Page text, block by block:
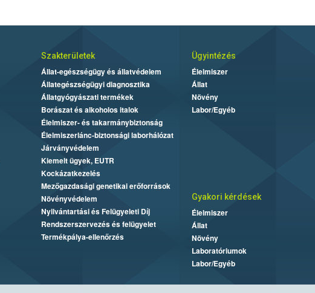
Szakterületek
Állat-egészségügy és állatvédelem
Állategészségügyi diagnosztika
Állatgyógyászati termékek
Borászat és alkoholos italok
Élelmiszer- és takarmánybiztonság
Élelmiszerlánc-biztonsági laborhálózat
Járványvédelem
Kiemelt ügyek, EUTR
Kockázatkezelés
Mezőgazdasági genetikai erőforrások
Növényvédelem
Nyilvántartási és Felügyeleti Díj
Rendszerszervezés és felügyelet
Termékpálya-ellenőrzés
Ügyintézés
Élelmiszer
Állat
Növény
Labor/Egyéb
Gyakori kérdések
Élelmiszer
Állat
Növény
Laboratóriumok
Labor/Egyéb